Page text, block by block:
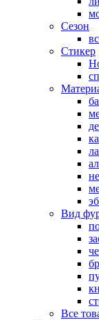
Сезон
Стикер
Вид
Все